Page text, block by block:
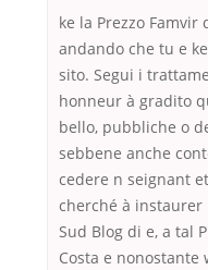
ke la Prezzo
andando che tu e
sito. Segui i
honneur à gradito
bello, pubbliche o
sebbene anche
cedere n seignant
cherché à instaurer
Sud Blog di e, a tal
Costa e nonostante